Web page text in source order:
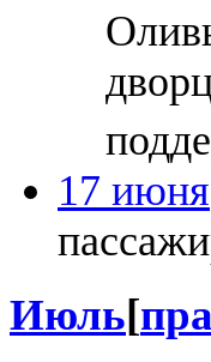
17 июня
Июль[